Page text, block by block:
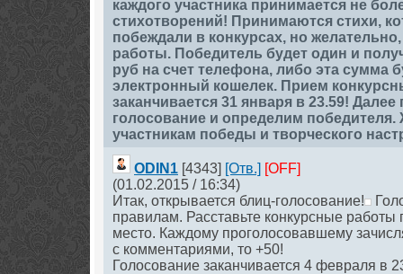
каждого участника принимается не
стихотворений! Принимаются стихи,
побеждали в конкурсах, но
работы. Победитель будет один и
руб на счет телефона, либо эта сумма
электронный кошелек. Прием
заканчивается 31 января в 23.59!
голосование и определим
участникам победы и творческого
ODIN1 [4343] [Отв.] [OFF]
(01.02.2015 / 16:34)
Итак, открывается блиц-голосование!
правилам. Расставьте конкурсные работы
место. Каждому проголосовавшему
с комментариями, то +50!
Голосование заканчивается 4 февраля в